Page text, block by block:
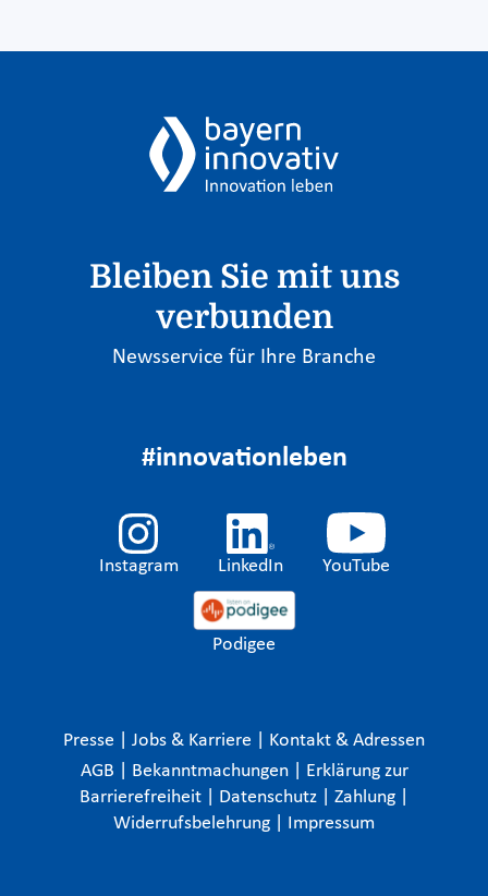
Bleiben Sie mit uns
verbunden
Newsservice für Ihre Branche
#innovationleben
Instagram LinkedIn YouTube
Podigee
Presse Jobs & Karriere
Kontakt & Adressen
AGB
Bekanntmachungen
Erklärung zur
Barrierefreiheit
Datenschutz Zahlung
Widerrufsbelehrung
Impressum